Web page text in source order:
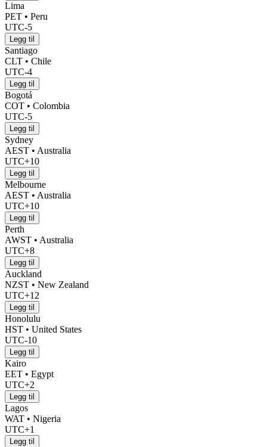
Lima
PET • Peru
UTC-5
Legg til
Santiago
CLT • Chile
UTC-4
Legg til
Bogotá
COT • Colombia
UTC-5
Legg til
Sydney
AEST • Australia
UTC+10
Legg til
Melbourne
AEST • Australia
UTC+10
Legg til
Perth
AWST • Australia
UTC+8
Legg til
Auckland
NZST • New Zealand
UTC+12
Legg til
Honolulu
HST • United States
UTC-10
Legg til
Kairo
EET • Egypt
UTC+2
Legg til
Lagos
WAT • Nigeria
UTC+1
Legg til